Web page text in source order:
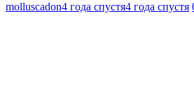
molluscadon4 года спустя4 года спустя